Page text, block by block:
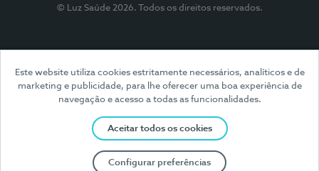
Este website utiliza cookies estritamente necessários, analíticos e de
marketing e publicidade, para lhe oferecer uma boa experiência de
navegação e acesso a todas as funcionalidades.
Aceitar todos os cookies
Configurar preferências
© Luz Saúde 2026. Todos os direitos reservados.